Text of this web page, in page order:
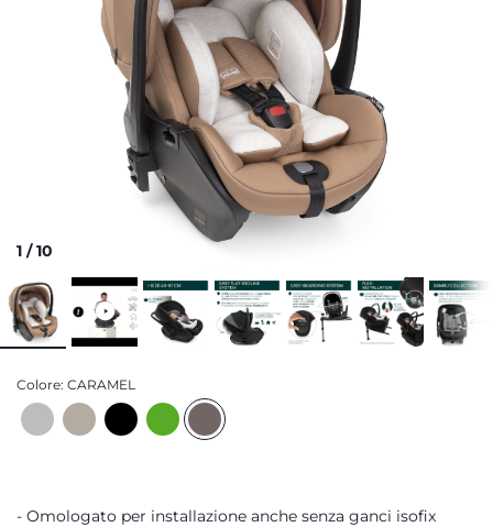
1 /10
Colore: CARAMEL
Omologato per installazione anche senza ganci isofix